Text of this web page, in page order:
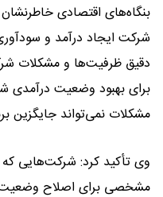
بنگاه‌های اقتصادی
شرکت ایجاد درآمد و
دقیق ظرفیت‌ها و مشکلات
برای بهبود وضعیت درآمدی
مشکلات نمی‌تواند جایگزین
وی تأکید کرد: شرکت‌هایی که
مشخصی برای اصلاح وضعیت